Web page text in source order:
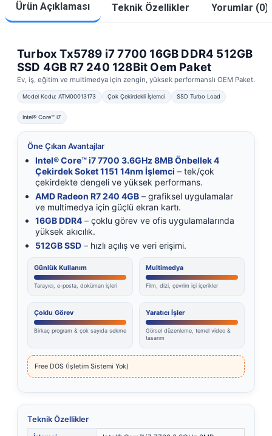
Ürün Açıklaması Teknik Özellikler Yorumlar (0)
Turbox Tx5789 i7 7700 16GB DDR4 512GB
SSD 4GB R7 240 128Bit Oem Paket
Ev, iş, eğitim ve multimedya için zengin, yüksek performanslı OEM Paket.
Model Kodu: ATM00013173 Çok Çekirdekli İşlemci SSD Turbo Load
Intel® Core™ i7
Öne Çıkan Avantajlar
Intel® Core™ i7 7700 3.6GHz 8MB Önbellek 4
Çekirdek Soket 1151 14nm İşlemci – tek/çok
çekirdekte dengeli ve yüksek performans.
AMD Radeon R7 240 4GB – grafiksel uygulamalar
ve multimedya için güçlü ekran kartı.
16GB DDR4 – çoklu görev ve ofis uygulamalarında
yüksek akıcılık.
512GB SSD – hızlı açılış ve veri erişimi.
Günlük Kullanım
Tarayıcı, e-posta, doküman işleri
Multimedya
Film, dizi, çevrim içi içerikler
Çoklu Görev
Birkaç program & çok sayıda sekme
Yaratıcı İşler
Görsel düzenleme, temel video &
tasarım
Free DOS (İşletim Sistemi Yok)
Teknik Özellikler